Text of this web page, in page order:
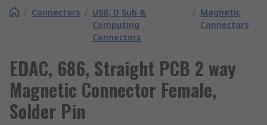
/ Connectors / USB, D Sub &
Computing
Connectors
/ Magnetic
Connectors
EDAC, 686, Straight PCB 2 way
Magnetic Connector Female,
Solder Pin